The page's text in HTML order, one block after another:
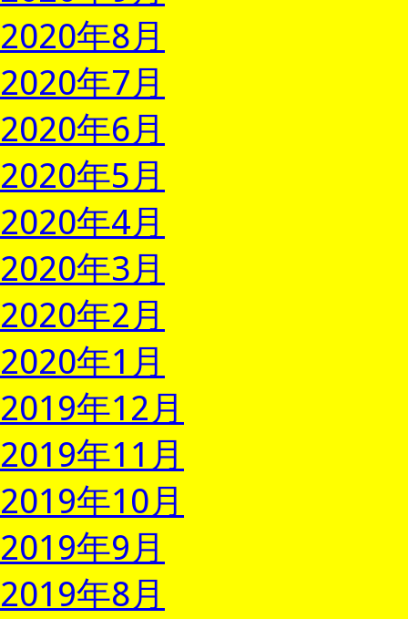
2020年8月
2020年7月
2020年6月
2020年5月
2020年4月
2020年3月
2020年2月
2020年1月
2019年12月
2019年11月
2019年10月
2019年9月
2019年8月